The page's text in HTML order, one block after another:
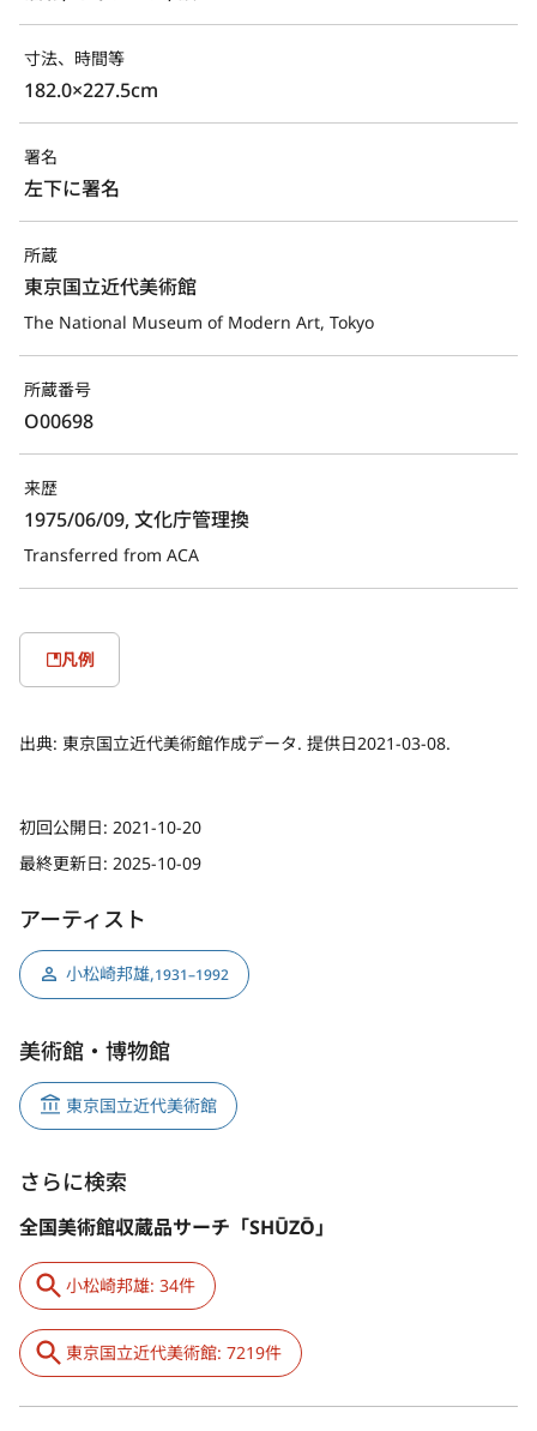
寸法、時間等
182.0×227.5cm
署名
左下に署名
所蔵
東京国立近代美術館
The National Museum of Modern Art, Tokyo
所蔵番号
O00698
来歴
1975/06/09, 文化庁管理換
Transferred from ACA
凡例
出典: 東京国立近代美術館作成データ. 提供日2021-03-08.
初回公開日: 2021-10-20
最終更新日: 2025-10-09
アーティスト
小松崎邦雄,1931–1992
美術館・博物館
東京国立近代美術館
さらに検索
全国美術館収蔵品サーチ「SHŪZŌ」
小松崎邦雄: 34件
東京国立近代美術館: 7219件